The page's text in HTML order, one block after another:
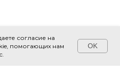
согласие на
помогающих нам
OK